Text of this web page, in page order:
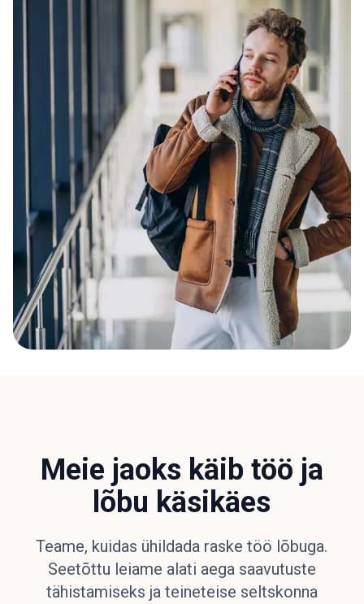
Meie jaoks käib töö ja
lõbu käsikäes
Teame, kuidas ühildada raske töö lõbuga.
Seetõttu leiame alati aega saavutuste
tähistamiseks ja teineteise seltskonna